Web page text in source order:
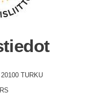
TURKU